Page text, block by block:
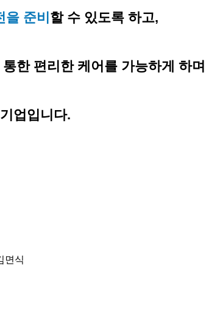
준비 할 수 있도록 하고,
한 편리한 케어를 가능하게 하며
업입니다.
면식